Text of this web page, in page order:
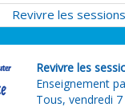
Revivre les
Revivre les
Enseignement
Tous, vendredi